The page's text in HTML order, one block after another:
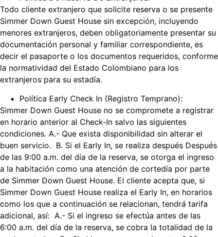
Todo cliente extranjero que solicite reserva o se presente
Simmer Down Guest House sin excepción, incluyendo
menores extranjeros, deben obligatoriamente presentar su
documentación personal y familiar correspondiente, es
decir el pasaporte o los documentos requeridos, conforme
la normatividad del Estado Colombiano para los
extranjeros para su estadía.
Política Early Check In (Registro Temprano):
Simmer Down Guest House no se compromete a registrar
en horario anterior al Check-In salvo las siguientes
condiciones. A.- Que exista disponibilidad sin alterar el
buen servicio. B. Si el Early In, se realiza después Después
de las 9:00 a.m. del día de la reserva, se otorga el ingreso
a la habitación como una atención de cortedía por parte
de Simmer Down Guest House. El cliente acepta que, si
Simmer Down Guest House realiza el Early In, en horarios
como los que a continuación se relacionan, tendrá tarifa
adicional, así: A.- Si el ingreso se efectúa antes de las
6:00 a.m. del día de la reserva, se cobra la totalidad de la